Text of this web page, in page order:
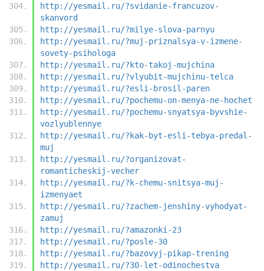
http://yesmail.ru/?svidanie-francuzov-
skanvord
http://yesmail.ru/?milye-slova-parnyu
http://yesmail.ru/?muj-priznalsya-v-izmene-
sovety-psihologa
http://yesmail.ru/?kto-takoj-mujchina
http://yesmail.ru/?vlyubit-mujchinu-telca
http://yesmail.ru/?esli-brosil-paren
http://yesmail.ru/?pochemu-on-menya-ne-hochet
http://yesmail.ru/?pochemu-snyatsya-byvshie-
vozlyublennye
http://yesmail.ru/?kak-byt-esli-tebya-predal-
muj
http://yesmail.ru/?organizovat-
romanticheskij-vecher
http://yesmail.ru/?k-chemu-snitsya-muj-
izmenyaet
http://yesmail.ru/?zachem-jenshiny-vyhodyat-
zamuj
http://yesmail.ru/?amazonki-23
http://yesmail.ru/?posle-30
http://yesmail.ru/?bazovyj-pikap-trening
http://yesmail.ru/?30-let-odinochestva